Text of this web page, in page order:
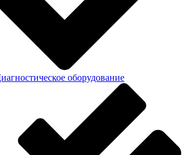
оборудование